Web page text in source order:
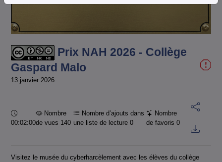
vidéo
Prix NAH 2026 - Collège
Gaspard Malo
13 janvier 2026
Durée :
00:02:00
Nombre
de vues 140
Nombre d’ajouts dans
une liste de lecture 0
Nombre
de favoris0
Visitez le musée du cyberharcèlement avec les élèves du collège